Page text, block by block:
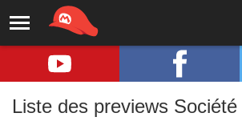
Liste des previews Société